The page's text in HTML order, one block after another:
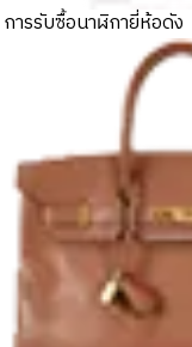
การรับซื้อนาฬิกายี่ห้อดัง